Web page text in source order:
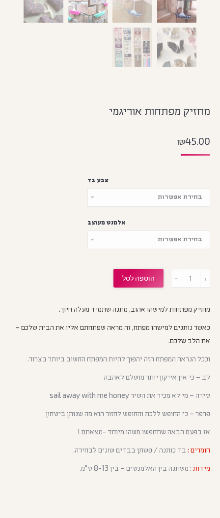
מחזיק מפתחות אוריגמי
₪45.00
מחזיק מפתחות למישהו אהוב, מתנה שתמיד מעלה חיוך.
כאשר נותנים למישהו מפתח, זה מראה שפתחתם אליו את הבית שלכם –
את הלב שלכם.
וככל הנראה המפתח הזה יהפוך להיות המפתח החשוב ביותר בצרור.
לב – כי אין אייקון יותר מושלם לאהבה
סירה – מי לא מכיר את השיר sail away with me honey
פרפר – כי החופש ללכת והחופש לחזור הוא מה שנותן ביטחון
אז בפעם הבאה שתחפשו משהו מיוחד -מצאתם !
חומרים : בד כותנה / פשתן בבדים שונים לבחירה.
מידות : משתנה בין האלמנטים – בין 8-13 ס"מ.
צבע בד
אלמנט מעוצב
הוספה לסל